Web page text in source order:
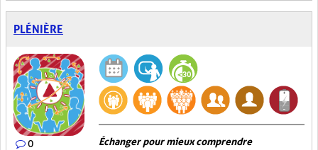
PLÉNIÈRE
0 Échanger pour mieux comprendre